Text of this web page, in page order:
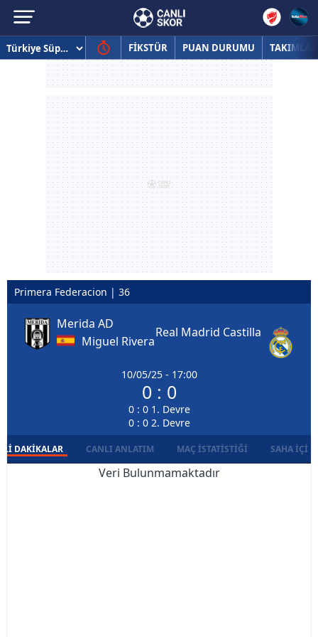
FİKSTÜR PUAN DURUMU TAKIMLAR
Primera Federacion | 36
Merida AD
Miguel Rivera
10/05/25 - 17:00
0 : 0
0 : 0 1. Devre
0 : 0 2. Devre
Real Madrid Castilla
DAKIKALAR CANLI ANLATIM MAÇ İSTATISTIĞI SAHA İÇI
Veri Bulunmamaktadır